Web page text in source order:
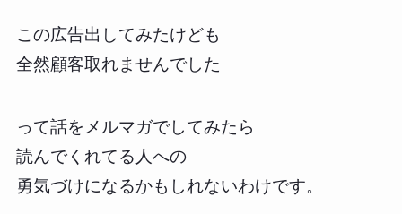
この広告出してみたけども
全然顧客取れませんでした
って話をメルマガでしてみたら
読んでくれてる人への
勇気づけになるかもしれないわけです。